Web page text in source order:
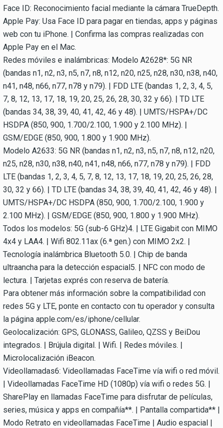
Face ID: Reconocimiento facial mediante la cámara TrueDepth.
Apple Pay: Usa Face ID para pagar en tiendas, apps y páginas
web con tu iPhone. | Confirma las compras realizadas con
Apple Pay en el Mac.
Redes móviles e inalámbricas: Modelo A2628*: 5G NR
(bandas n1, n2, n3, n5, n7, n8, n12, n20, n25, n28, n30, n38, n40,
n41, n48, n66, n77, n78 y n79). | FDD LTE (bandas 1, 2, 3, 4, 5,
7, 8, 12, 13, 17, 18, 19, 20, 25, 26, 28, 30, 32 y 66). | TD LTE
(bandas 34, 38, 39, 40, 41, 42, 46 y 48). | UMTS/HSPA+/DC
HSDPA (850, 900, 1.700/2.100, 1.900 y 2.100 MHz). |
GSM/EDGE (850, 900, 1.800 y 1.900 MHz).
Modelo A2633: 5G NR (bandas n1, n2, n3, n5, n7, n8, n12, n20,
n25, n28, n30, n38, n40, n41, n48, n66, n77, n78 y n79). | FDD
LTE (bandas 1, 2, 3, 4, 5, 7, 8, 12, 13, 17, 18, 19, 20, 25, 26, 28,
30, 32 y 66). | TD LTE (bandas 34, 38, 39, 40, 41, 42, 46 y 48). |
UMTS/HSPA+/DC HSDPA (850, 900, 1.700/2.100, 1.900 y
2.100 MHz). | GSM/EDGE (850, 900, 1.800 y 1.900 MHz).
Todos los modelos: 5G (sub-6 GHz)4. | LTE Gigabit con MIMO
4x4 y LAA4. | Wifi 802.11ax (6.ª gen.) con MIMO 2x2. |
Tecnología inalámbrica Bluetooth 5.0. | Chip de banda
ultraancha para la detección espacial5. | NFC con modo de
lectura. | Tarjetas exprés con reserva de batería.
Para obtener más información sobre la compatibilidad con
redes 5G y LTE, ponte en contacto con tu operador y consulta
la página apple.com/es/iphone/cellular.
Geolocalización: GPS, GLONASS, Galileo, QZSS y BeiDou
integrados. | Brújula digital. | Wifi. | Redes móviles. |
Microlocalización iBeacon.
Videollamadas6: Videollamadas FaceTime vía wifi o red móvil.
| Videollamadas FaceTime HD (1080p) vía wifi o redes 5G. |
SharePlay en llamadas FaceTime para disfrutar de películas,
series, música y apps en compañía**. | Pantalla compartida** |
Modo Retrato en videollamadas FaceTime | Audio espacial |